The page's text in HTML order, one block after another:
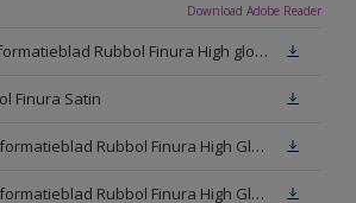
Download Adobe Reader
Technisch Informatieblad Rubbol Finura High gloss (PDF)
Finura Satin
Veiligheidsinformatieblad Rubbol Finura High Gloss W05 (MSDS)
Veiligheidsinformatieblad Rubbol Finura High Gloss White (MSDS)